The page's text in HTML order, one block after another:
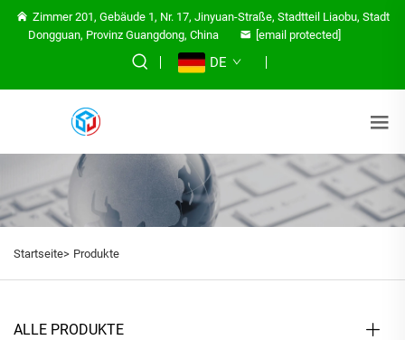
Zimmer 201, Gebäude 1, Nr. 17, Jinyuan-Straße, Stadtteil Liaobu, Stadt
Dongguan, Provinz Guangdong, China
[email protected]
DE
Startseite> Produkte
ALLE PRODUKTE